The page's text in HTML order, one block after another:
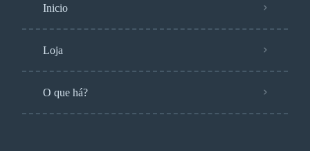
Inicio
Loja
O que há?